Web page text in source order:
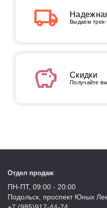
local_shipping Выдаем
savings Скидки
Получайте
Отдел продаж
ПН-ПТ, 09:00 - 20:00
Подольск, проспект Юных